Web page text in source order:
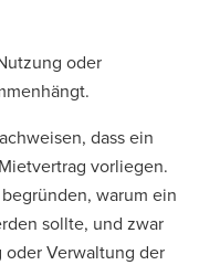
oder
dass ein
vorliegen.
warum ein
sollte, und zwar
oder Verwaltung der